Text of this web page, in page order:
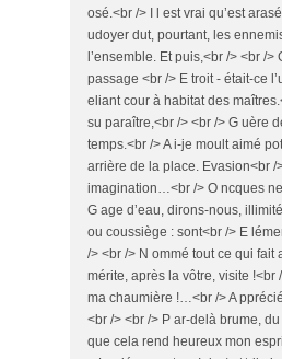
osé.<br /> I l est vrai qu’est
udoyer dut, pourtant, les
l’ensemble. Et puis,<br /> <br />
passage <br /> E troit - était-ce
eliant cour à habitat des
su paraître,<br /> <br /> G uère
temps.<br /> A i-je moult aimé
arrière de la place. Evasion<br /
imagination…<br /> O ncques
G age d’eau, dirons-nous,
ou coussiège : sont<br /> E
/> <br /> N ommé tout ce qui fait
mérite, après la vôtre, visite !<br
ma chaumière !…<br /> A
<br /> <br /> P ar-delà brume,
que cela rend heureux mon